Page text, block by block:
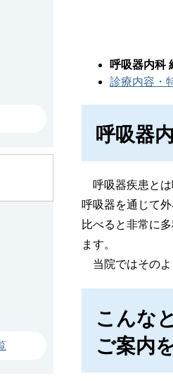
呼吸器内科
診療内容・
呼吸器
呼吸器疾患とは
呼吸器を通じて
比べると非常に
ます。
当院ではそのよ
こんな
ご案内